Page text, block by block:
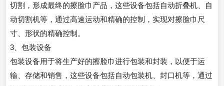
切割，形成最终的擦脸巾产品，这些设备包括自动折叠机、自
动切割机等，通过高速运动和精确的控制，实现对擦脸巾尺
寸、形状的精确控制。
3、包装设备
包装设备用于将生产好的擦脸巾进行包装和封装，以便于运
输、存储和销售，这些设备包括自动包装机、封口机等，通过